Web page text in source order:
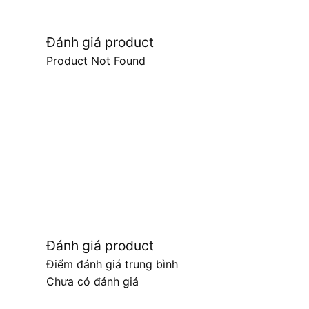
Đánh giá product
Product Not Found
Đánh giá product
Điểm đánh giá trung bình
Chưa có đánh giá